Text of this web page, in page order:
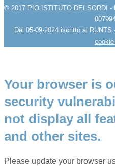
© 2017 PIO ISTITUTO DEI SORDI -
Dal 05-09-2024 iscritto al RUNTS
Your browser is
security
not display all
and other sites.
Please update your browser